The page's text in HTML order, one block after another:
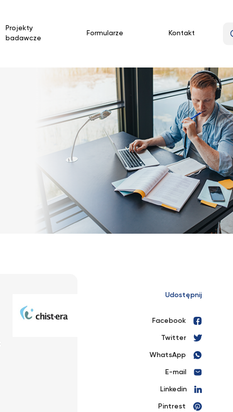
Projekty
badawcze
Formularze Kontakt
Udostępnij
Facebook
Twitter
WhatsApp
E-mail
Linkedin
Pintrest